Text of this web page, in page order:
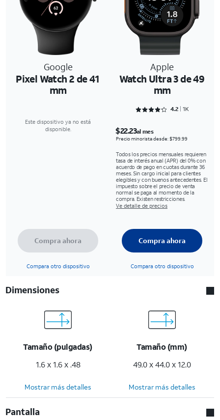
Google
Pixel Watch 2 de 41
mm
Apple
Watch Ultra 3 de 49
mm
Rated 4.2982 out of 5
4.2 1K
Este dispositivo ya no está
disponible.
$22.23al mes
Precio minorista desde: $799.99
Todos los precios mensuales requieren
tasa de interés anual (APR) del 0% con
acuerdo de pago en cuotas durante 36
meses. Sin cargo inicial para clientes
elegibles y con buenos antecedentes. El
impuesto sobre el precio de venta
normal se paga al momento de la
compra. Existen restricciones.
Ve detalle de precios
Compra ahora
Compara otro dispositivo
Compra ahora
Compara otro dispositivo
Dimensiones
Tamaño (pulgadas)
1.6 x 1.6 x .48
Tamaño (mm)
49.0 x 44.0 x 12.0
Mostrar más detalles Mostrar más detalles
Pantalla